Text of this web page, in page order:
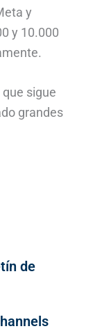
y
y 10.000
sigue
grandes
de